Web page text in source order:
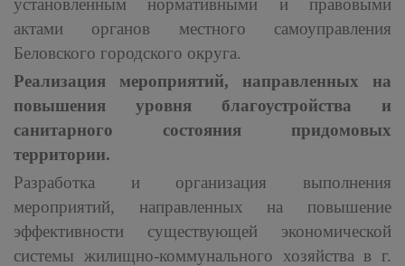
установленным нормативными и правовыми
актами органов местного самоуправления
Беловского городского округа.
Реализация мероприятий, направленных на
повышения уровня благоустройства и
санитарного состояния придомовых
территории.
Разработка и организация выполнения
мероприятий, направленных на повышение
эффективности существующей экономической
системы жилищно-коммунального хозяйства в г.